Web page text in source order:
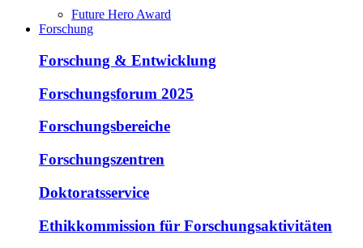
Future Hero Award
Forschung
Forschung & Entwicklung
Forschungsforum 2025
Forschungsbereiche
Forschungszentren
Doktoratsservice
Ethikkommission für Forschungsaktivitäten